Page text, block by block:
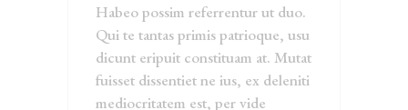
Habeo possim referrentur ut duo.
Qui te tantas primis patrioque, usu
dicunt eripuit constituam at. Mutat
fuisset dissentiet ne ius, ex deleniti
mediocritatem est, per vide